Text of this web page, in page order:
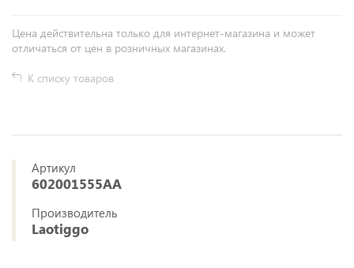
Цена действительна только для интернет-магазина и может
отличаться от цен в розничных магазинах.
К списку товаров
Артикул
602001555AA
Производитель
Laotiggo